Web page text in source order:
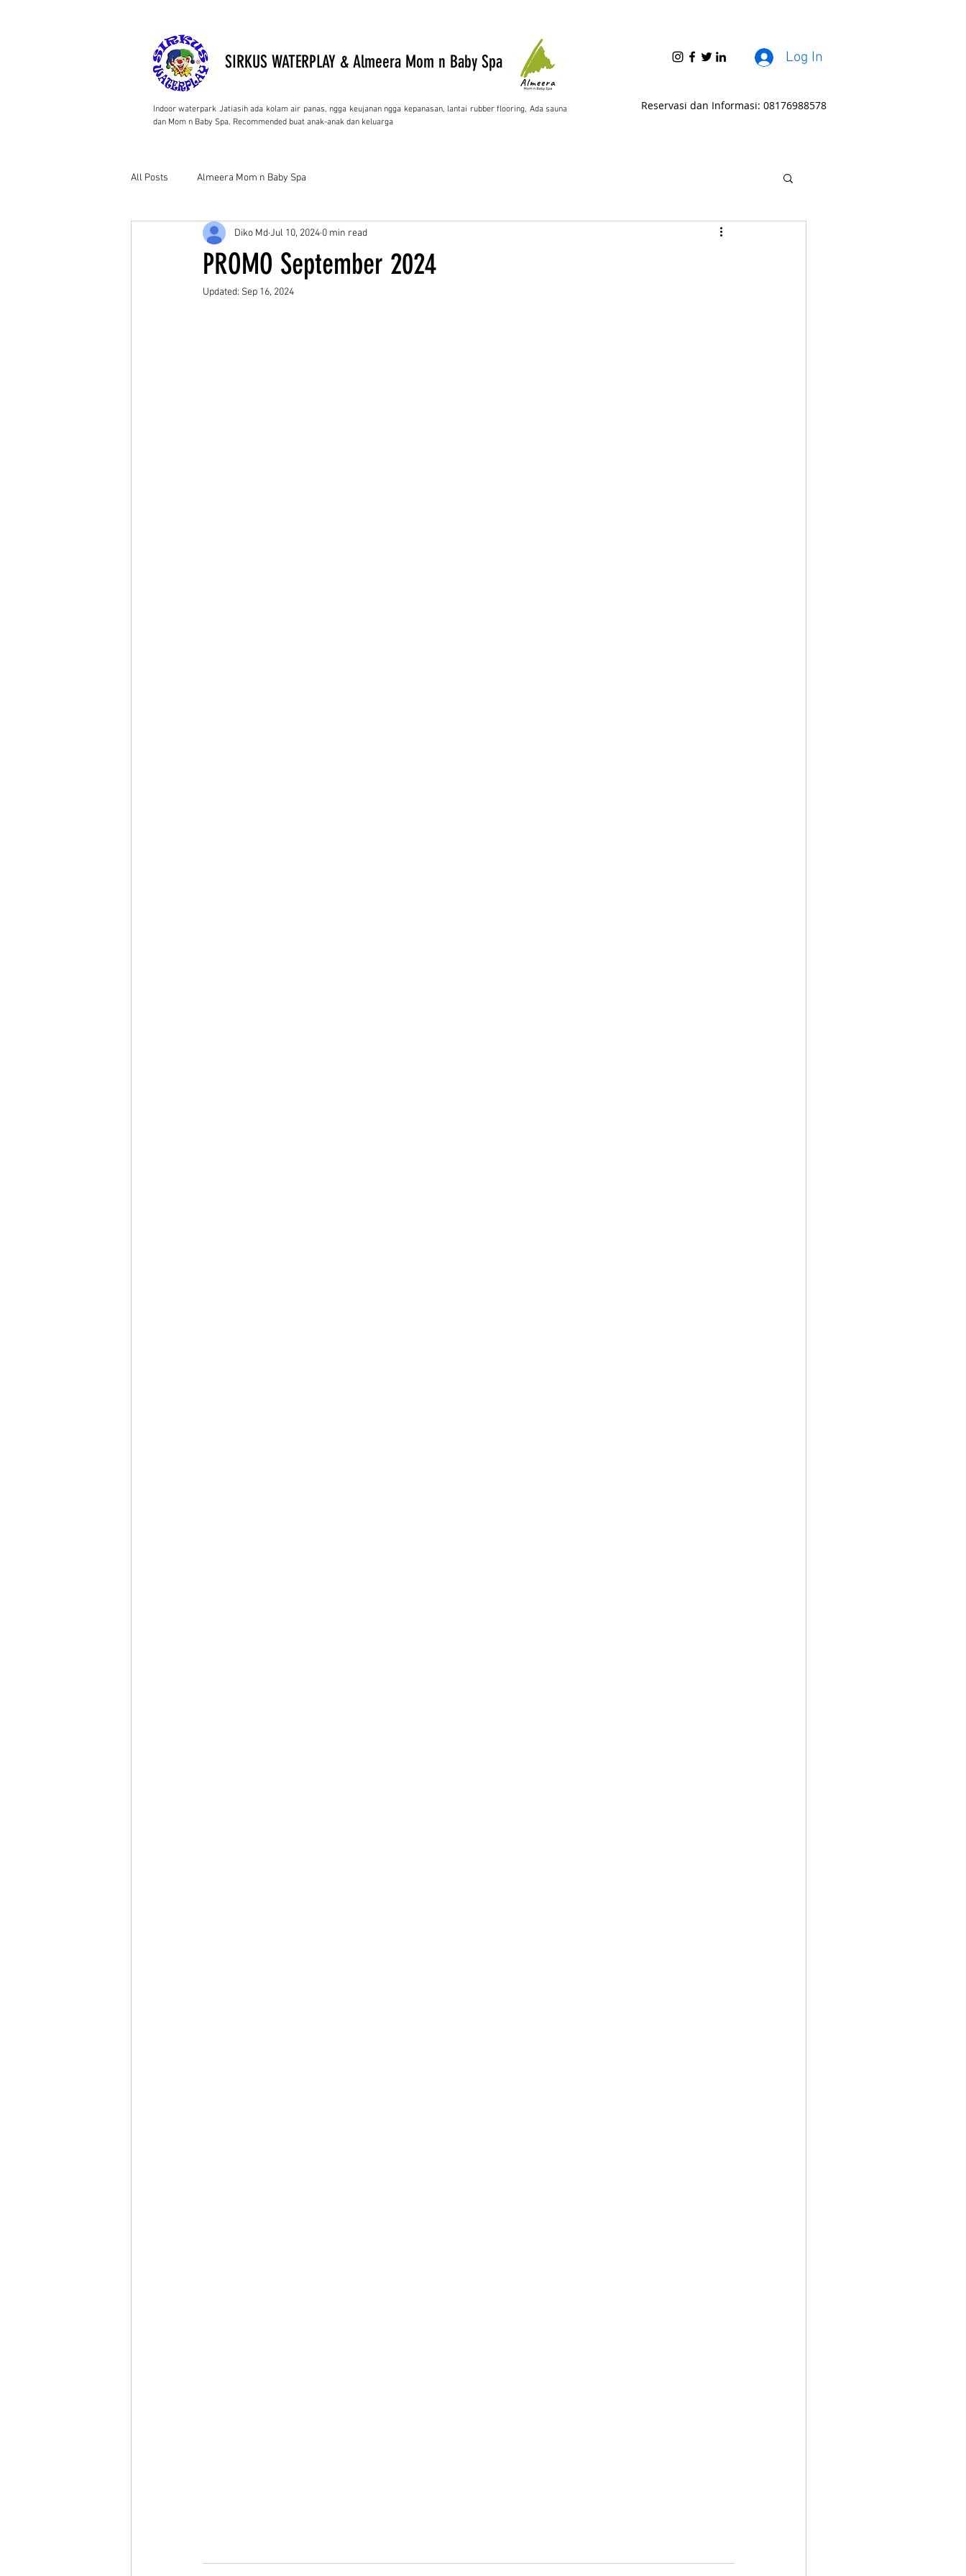
SIRKUS WATERPLAY & Almeera Mom n Baby Spa
Indoor waterpark Jatiasih ada kolam air panas, ngga keujanan ngga kepanasan, lantai rubber flooring, Ada sauna
dan Mom n Baby Spa. Recommended buat anak-anak dan keluarga
Log In
Reservasi dan Informasi: 08176988578
All Posts Almeera Mom n Baby Spa
PROMO September 2024
Diko MdJul 10, 2024 0 min read
Updated: Sep 16, 2024